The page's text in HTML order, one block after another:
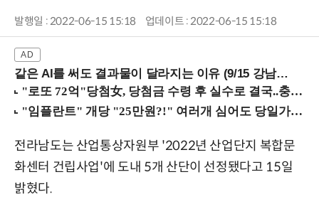
발행일 : 2022-06-15 15:18 업데이트 : 2022-06-15 15:18
같은 AI를 써도 결과물이 달라지는 이유 (9/15 강남역)
전라남도는 산업통상자원부 '2022년 산업단지 복합문
화센터 건립사업'에 도내 5개 산단이 선정됐다고 15일
밝혔다.